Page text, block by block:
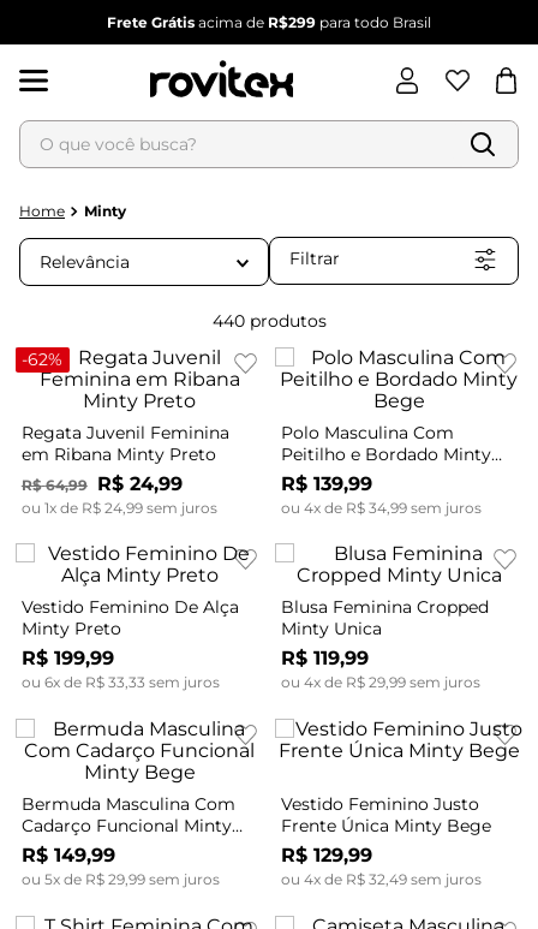
PARCELEem até6x SEM JUROS
O que você busca?
Minty
Relevância Filtrar
440 produtos
-62%
Regata Juvenil Feminina
em Ribana Minty Preto
R$ 64,99 R$ 24,99
ou 1x de R$ 24, 99sem juros
Polo Masculina Com
Peitilho e Bordado Minty
Bege
R$ 139,99
ou 4x de R$ 34, 99sem juros
Vestido Feminino De Alça
Minty Preto
R$ 199,99
ou 6x de R$ 33,33 sem juros
Blusa Feminina Cropped
Minty Unica
R$ 119,99
ou 4x de R$ 29,99sem juros
Bermuda Masculina Com
Cadarço Funcional Minty
Bege
R$ 149,99
ou 5x de R$ 29, 99sem juros
Vestido Feminino Justo
Frente Única Minty Bege
R$ 129,99
ou 4x de R$ 32 49sem juros
Termos mais buscados
1º
blusa feminina
2
3º
vestido feminino
5º
calça feminina
conjunto feminino